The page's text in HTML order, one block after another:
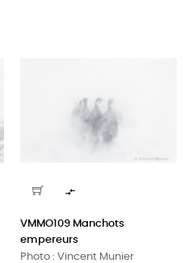

VMMO109 Manchots
empereurs
Photo : Vincent Munier